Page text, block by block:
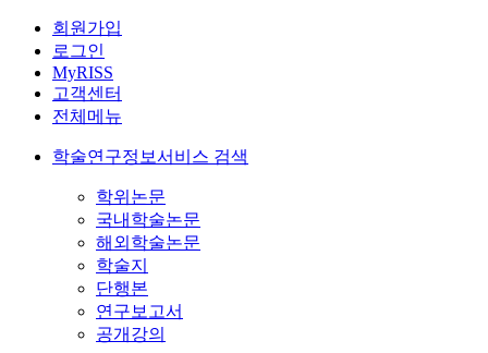
회원가입
로그인
MyRISS
고객센터
전체메뉴
학술연구정보서비스 검색
학위논문
국내학술논문
해외학술논문
학술지
단행본
연구보고서
공개강의